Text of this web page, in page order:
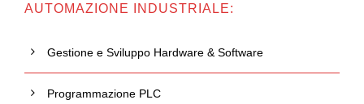
AUTOMAZIONE INDUSTRIALE:
Gestione e Sviluppo Hardware & Software
Programmazione PLC